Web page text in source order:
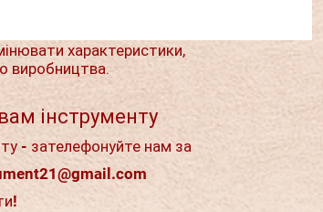
характеристики,
виробництва.
інструменту
- зателефонуйте нам за